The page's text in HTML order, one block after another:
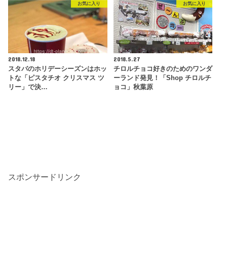
お気に入り
2018.12.18
スタバのホリデーシーズンはホッ
トな「ピスタチオ クリスマス ツ
リー」で決…
お気に入り
2018.5.27
チロルチョコ好きのためのワンダ
ーランド発見！「Shop チロルチ
ョコ」秋葉原
スポンサードリンク